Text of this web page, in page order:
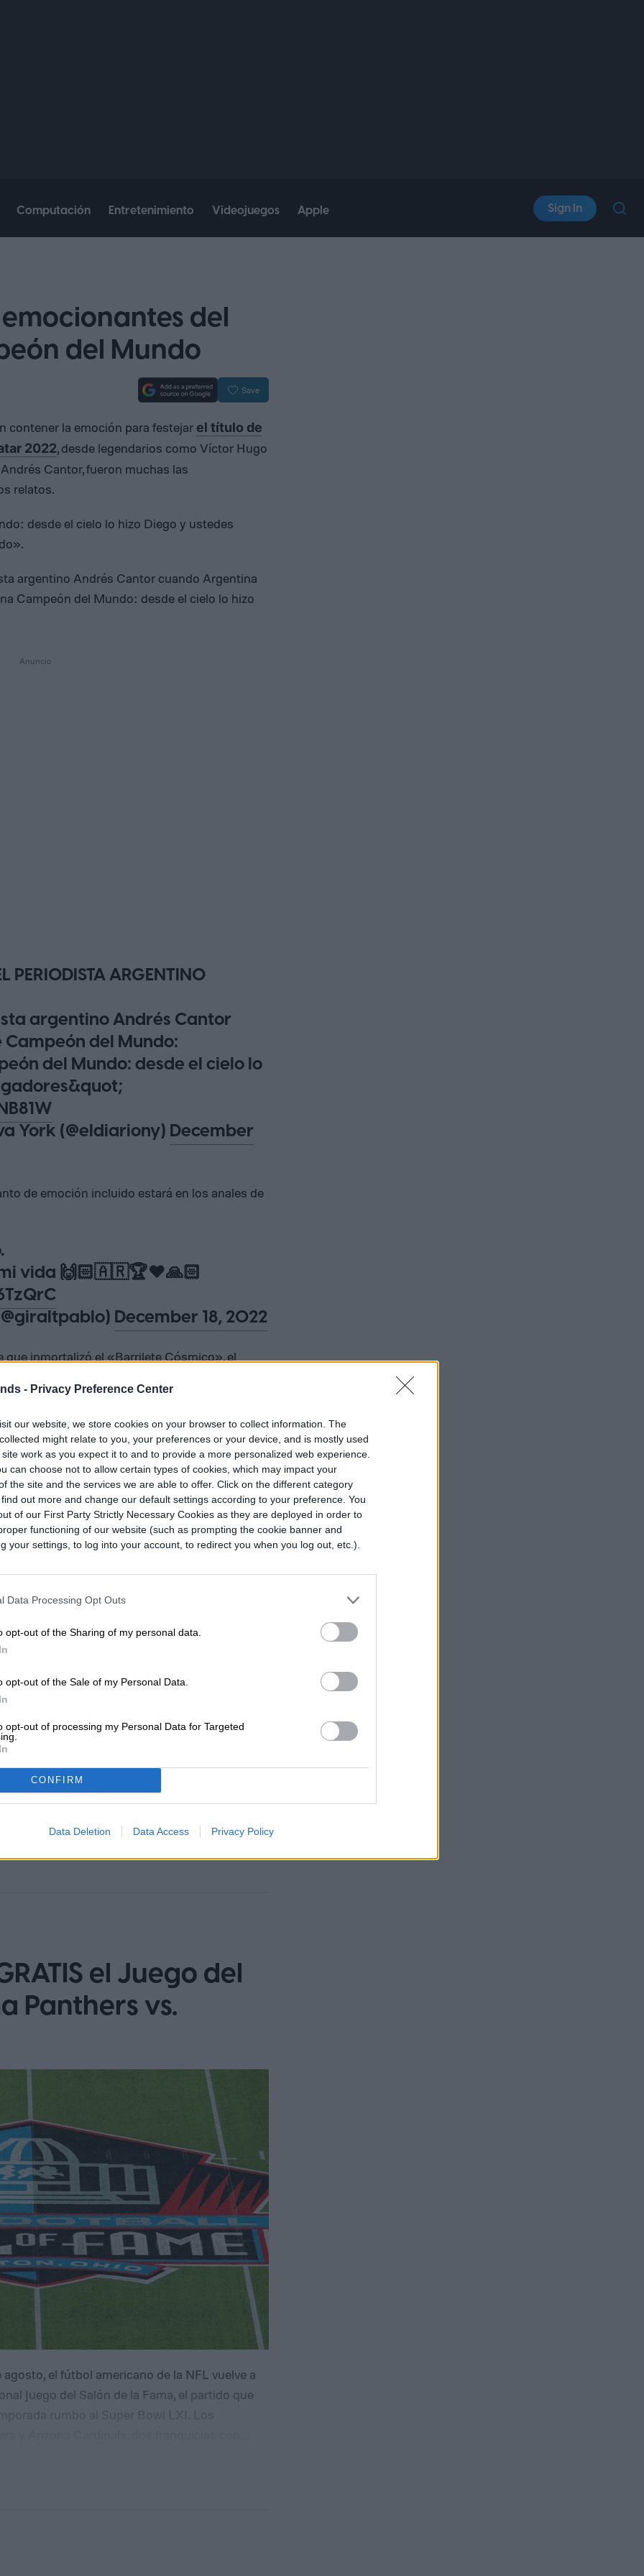
- Privacy Preference Center
our website, we store cookies on your browser to collect information. The
might relate to you, your preferences or your device, and is mostly used
work as you expect it to and to provide a more personalized web experience.
can choose not to allow certain types of cookies, which may impact your
the site and the services we are able to offer. Click on the different category
out more and change our default settings according to your preference. You
of our First Party Strictly Necessary Cookies as they are deployed in order to
functioning of our website (such as prompting the cookie banner and
your settings, to log into your account, to redirect you when you log out, etc.).
Data Processing Opt Outs
opt-out of the Sharing of my personal data.
opt-out of the Sale of my Personal Data.
opt-out of processing my Personal Data for Targeted
CONFIRM
Data Deletion Data Access Privacy Policy
Computación Entretenimiento Videojuegos Apple Sign In
del
del Mundo
Save
contener la emoción para festejar el título de
2022, desde legendarios como Víctor Hugo
Cantor, fueron muchas las
relatos.
desde el cielo lo hizo Diego y ustedes
argentino Andrés Cantor cuando Argentina
Campeón del Mundo: desde el cielo lo hizo
PERIODISTA ARGENTINO
argentino Andrés Cantor
del Mundo:
del Mundo: desde el cielo lo
York (@eldiariony) December
de emoción incluido estará en los anales de
vida 🙌🏻🇦🇷🏆❤🙏🏻
December 18, 2022
que inmortalizó el «Barrilete Cósmico», el
tenía algo que decir tras el gol de Gonzalo
a los argentinos.
legítimo. Lo justo es que gane la
el impresionante y
Hugo Morales 🎙️📺 tras el
el Campeonato de la
#Qatar2022
(@GolazoDeAmerica)
Head of Content en Digital Trends
estrategia editorial, SEO…
el Juego del
Panthers vs.
el fútbol americano de la NFL vuelve a
Juego del Salón de la Fama, el partido que
que serán exaltados este fin de